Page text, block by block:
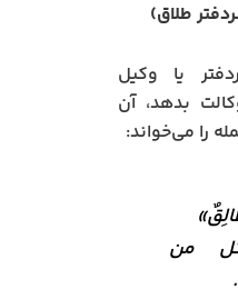
یا وکیل
بدهد، آن
را می‌خواند:
من